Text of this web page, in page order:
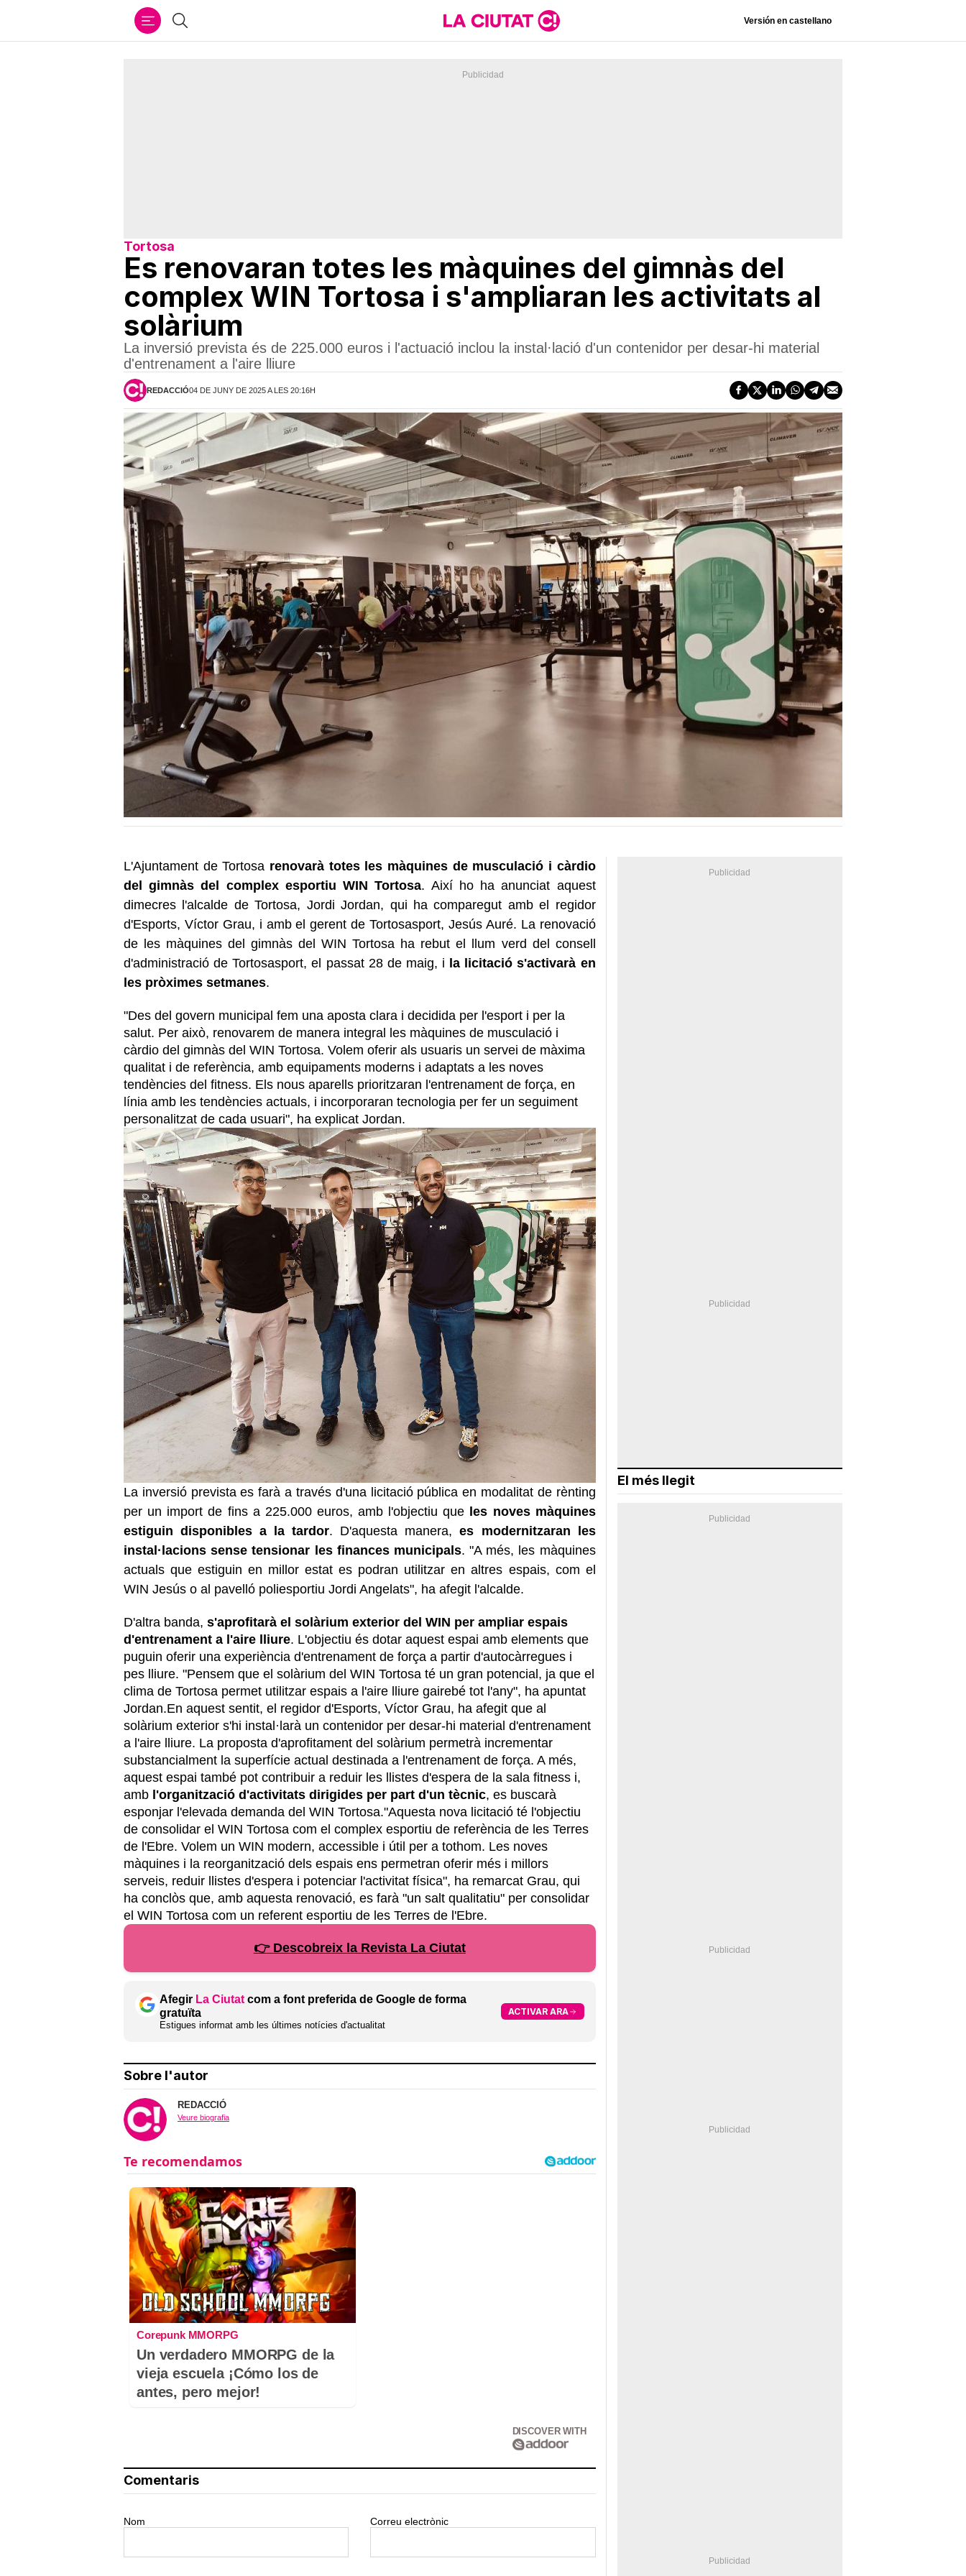
Cercar Versión en castellano
Tortosa
Es renovaran totes les màquines del gimnàs del
complex WIN Tortosa i s'ampliaran les activitats al
solàrium
La inversió prevista és de 225.000 euros i l'actuació inclou la instal·lació d'un contenidor per desar-hi material
d'entrenament a l'aire lliure
REDACCIÓ04 DE JUNY DE 2025 A LES 20:16H
L'Ajuntament de Tortosa renovarà totes les màquines de musculació i càrdio
del gimnàs del complex esportiu WIN Tortosa. Així ho ha anunciat aquest
dimecres l'alcalde de Tortosa, Jordi Jordan, qui ha comparegut amb el regidor
d'Esports, Víctor Grau, i amb el gerent de Tortosasport, Jesús Auré. La renovació
de les màquines del gimnàs del WIN Tortosa ha rebut el llum verd del consell
d'administració de Tortosasport, el passat 28 de maig, i la licitació s'activarà en
les pròximes setmanes.
"Des del govern municipal fem una aposta clara i decidida per l'esport i per la
salut. Per això, renovarem de manera integral les màquines de musculació i
càrdio del gimnàs del WIN Tortosa. Volem oferir als usuaris un servei de màxima
qualitat i de referència, amb equipaments moderns i adaptats a les noves
tendències del fitness. Els nous aparells prioritzaran l'entrenament de força, en
línia amb les tendències actuals, i incorporaran tecnologia per fer un seguiment
personalitzat de cada usuari", ha explicat Jordan.
La inversió prevista es farà a través d'una licitació pública en modalitat de rènting
per un import de fins a 225.000 euros, amb l'objectiu que les noves màquines
estiguin disponibles a la tardor. D'aquesta manera, es modernitzaran les
instal·lacions sense tensionar les finances municipals. "A més, les màquines
actuals que estiguin en millor estat es podran utilitzar en altres espais, com el
WIN Jesús o al pavelló poliesportiu Jordi Angelats", ha afegit l'alcalde.
D'altra banda, s'aprofitarà el solàrium exterior del WIN per ampliar espais
d'entrenament a l'aire lliure. L'objectiu és dotar aquest espai amb elements que
puguin oferir una experiència d'entrenament de força a partir d'autocàrregues i
pes lliure. "Pensem que el solàrium del WIN Tortosa té un gran potencial, ja que el
clima de Tortosa permet utilitzar espais a l'aire lliure gairebé tot l'any", ha apuntat
Jordan.En aquest sentit, el regidor d'Esports, Víctor Grau, ha afegit que al
solàrium exterior s'hi instal·larà un contenidor per desar-hi material d'entrenament
a l'aire lliure. La proposta d'aprofitament del solàrium permetrà incrementar
substancialment la superfície actual destinada a l'entrenament de força. A més,
aquest espai també pot contribuir a reduir les llistes d'espera de la sala fitness i,
amb l'organització d'activitats dirigides per part d'un tècnic, es buscarà
esponjar l'elevada demanda del WIN Tortosa."Aquesta nova licitació té l'objectiu
de consolidar el WIN Tortosa com el complex esportiu de referència de les Terres
de l'Ebre. Volem un WIN modern, accessible i útil per a tothom. Les noves
màquines i la reorganització dels espais ens permetran oferir més i millors
serveis, reduir llistes d'espera i potenciar l'activitat física", ha remarcat Grau, qui
ha conclòs que, amb aquesta renovació, es farà "un salt qualitatiu" per consolidar
el WIN Tortosa com un referent esportiu de les Terres de l'Ebre.
👉 Descobreix la Revista La Ciutat
Afegir La Ciutat com a font preferida de Google de forma
gratuïta
Estigues informat amb les últimes notícies d'actualitat
ACTIVAR ARA
Sobre l'autor
REDACCIÓ
Veure biografia
Corepunk MMORPG
Un verdadero MMORPG de la
vieja escuela ¡Cómo los de
antes, pero mejor!
DISCOVER WITH
Comentaris
Nom Correu electrònic
El més llegit